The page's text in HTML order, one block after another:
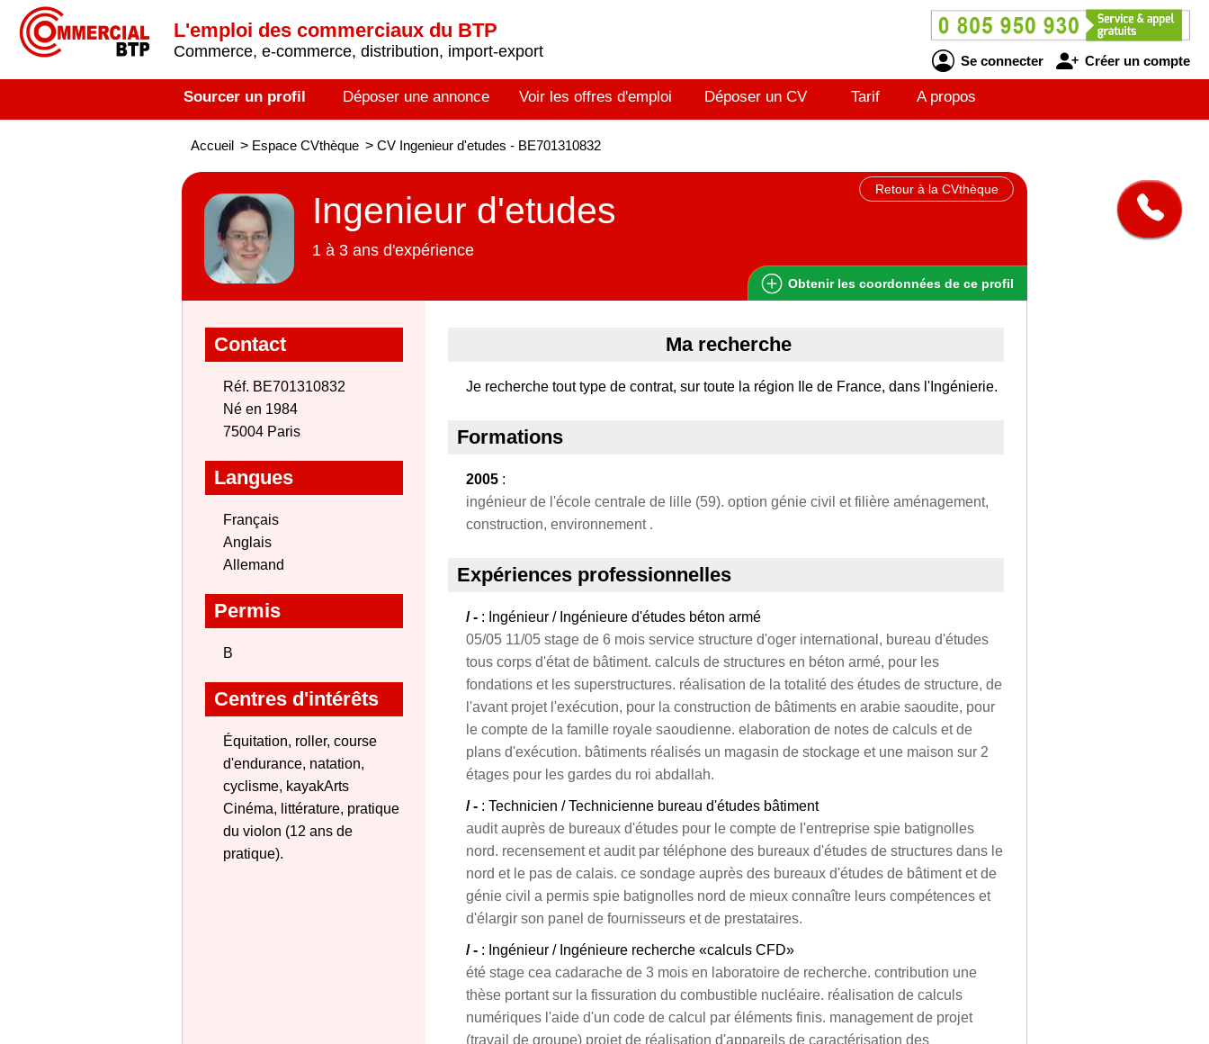
L'emploi des commerciaux du BTP
Commerce, e-commerce, distribution, import-export
Se connecter Créer un compte
Sourcer un profil Déposer une annonce Voir les offres d'emploi Déposer un CV Tarif A propos
Accueil > Espace CVthèque > CV Ingenieur d'etudes - BE701310832
Retour à la CVthèque
Ingenieur d'etudes
1 à 3 ans d'expérience
Obtenir les coordonnées de ce profil
Contact
Réf. BE701310832
Né en 1984
75004 Paris
Langues
Français
Anglais
Allemand
Permis
B
Centres d'intérêts
Équitation, roller, course
d'endurance, natation,
cyclisme, kayakArts
Cinéma, littérature, pratique
du violon (12 ans de
pratique).
Ma recherche
Je recherche tout type de contrat, sur toute la région Ile de France, dans l'Ingénierie.
Formations
2005 :
ingénieur de l'école centrale de lille (59). option génie civil et filière aménagement,
construction, environnement .
Expériences professionnelles
/ - : Ingénieur / Ingénieure d'études béton armé
05/05 11/05 stage de 6 mois service structure d'oger international, bureau d'études
tous corps d'état de bâtiment. calculs de structures en béton armé, pour les
fondations et les superstructures. réalisation de la totalité des études de structure, de
l'avant projet l'exécution, pour la construction de bâtiments en arabie saoudite, pour
le compte de la famille royale saoudienne. elaboration de notes de calculs et de
plans d'exécution. bâtiments réalisés un magasin de stockage et une maison sur 2
étages pour les gardes du roi abdallah.
/ - : Technicien / Technicienne bureau d'études bâtiment
audit auprès de bureaux d'études pour le compte de l'entreprise spie batignolles
nord. recensement et audit par téléphone des bureaux d'études de structures dans le
nord et le pas de calais. ce sondage auprès des bureaux d'études de bâtiment et de
génie civil a permis spie batignolles nord de mieux connaître leurs compétences et
d'élargir son panel de fournisseurs et de prestataires.
/ - : Ingénieur / Ingénieure recherche «calculs CFD»
été stage cea cadarache de 3 mois en laboratoire de recherche. contribution une
thèse portant sur la fissuration du combustible nucléaire. réalisation de calculs
numériques l'aide d'un code de calcul par éléments finis. management de projet
(travail de groupe) projet de réalisation d'appareils de caractérisation des